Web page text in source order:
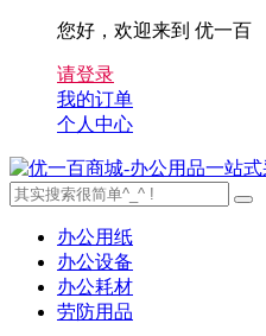
您好，欢迎来到 优一百
请登录
我的订单
个人中心
办公用纸
办公设备
办公耗材
劳防用品